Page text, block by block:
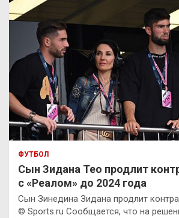
ФУТБОЛ
Сын Зидана Тео продлит
с «Реалом» до 2024 года
Сын Зинедина Зидана продлит
© Sports.ru Сообщается, что на